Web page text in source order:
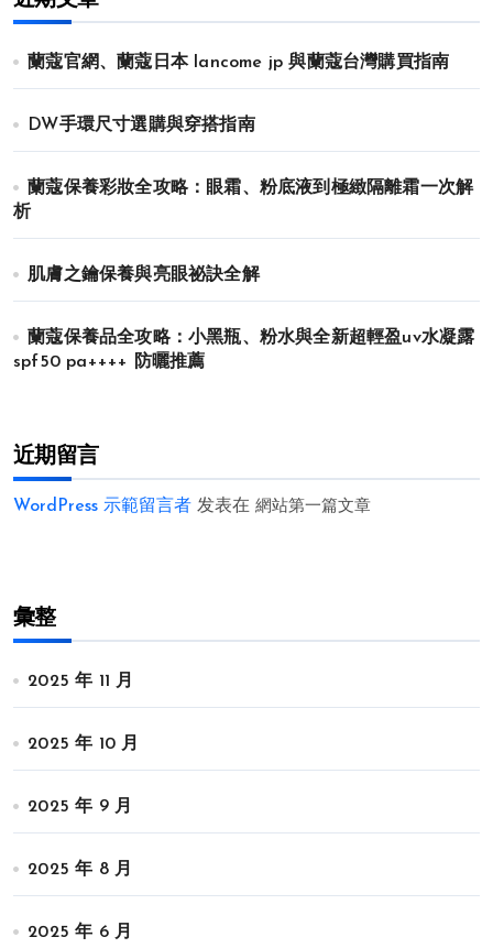
蘭蔻官網、蘭蔻日本 lancome jp 與蘭蔻台灣購買指南
DW手環尺寸選購與穿搭指南
蘭蔻保養彩妝全攻略：眼霜、粉底液到極緻隔離霜一次解
析
肌膚之鑰保養與亮眼祕訣全解
蘭蔻保養品全攻略：小黑瓶、粉水與全新超輕盈uv水凝露
spf50 pa++++ 防曬推薦
近期留言
WordPress 示範留言者 发表在 網站第一篇文章
彙整
2025 年 11 月
2025 年 10 月
2025 年 9 月
2025 年 8 月
2025 年 6 月